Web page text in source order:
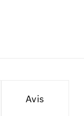
Avis